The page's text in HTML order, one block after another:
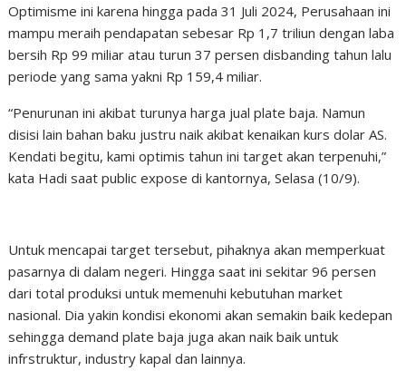
Optimisme ini karena hingga pada 31 Juli 2024, Perusahaan ini
mampu meraih pendapatan sebesar Rp 1,7 triliun dengan laba
bersih Rp 99 miliar atau turun 37 persen disbanding tahun lalu
periode yang sama yakni Rp 159,4 miliar.
“Penurunan ini akibat turunya harga jual plate baja. Namun
disisi lain bahan baku justru naik akibat kenaikan kurs dolar AS.
Kendati begitu, kami optimis tahun ini target akan terpenuhi,”
kata Hadi saat public expose di kantornya, Selasa (10/9).
Untuk mencapai target tersebut, pihaknya akan memperkuat
pasarnya di dalam negeri. Hingga saat ini sekitar 96 persen
dari total produksi untuk memenuhi kebutuhan market
nasional. Dia yakin kondisi ekonomi akan semakin baik kedepan
sehingga demand plate baja juga akan naik baik untuk
infrstruktur, industry kapal dan lainnya.